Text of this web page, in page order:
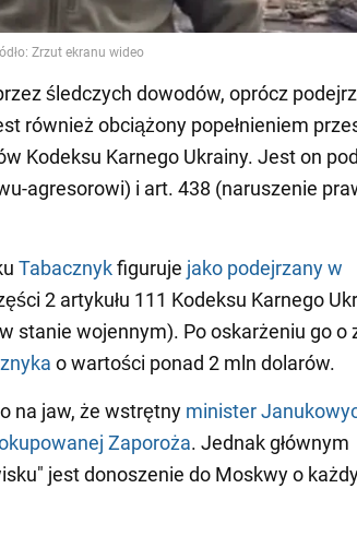
śledczych dowodów, oprócz
również obciążony popełnieniem
Kodeksu Karnego Ukrainy. Jest on
agresorowi) i art. 438 (naruszenie
Tabacznykfiguruje jako podejrzany w
2 artykułu 111 Kodeksu Karnego
stanie wojennym). Po oskarżeniu go o
o wartości ponad 2 mln dolarów.
na jaw, że wstrętny minister
Zaporoża. Jednak głównym
jest donoszenie do Moskwy o